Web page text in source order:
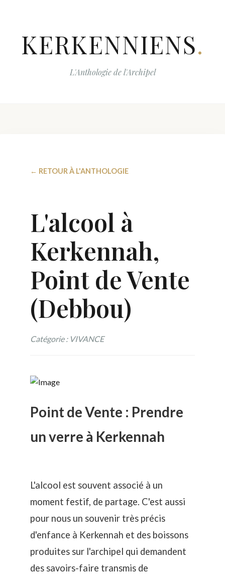
KERKENNIENS.
L'Anthologie de l'Archipel
← RETOUR À L'ANTHOLOGIE
L'alcool à
Kerkennah,
Point de Vente
(Debbou)
Catégorie : VIVANCE
Point de Vente : Prendre
un verre à Kerkennah
L'alcool est souvent associé à un
moment festif, de partage. C'est aussi
pour nous un souvenir très précis
d'enfance à Kerkennah et des boissons
produites sur l'archipel qui demandent
des savoirs-faire transmis de